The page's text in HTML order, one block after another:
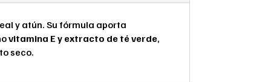
y atún. Su fórmula aporta
vitamina E y extracto de té verde,
seco.